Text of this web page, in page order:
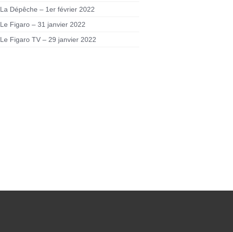
La Dépêche – 1er février 2022
Le Figaro – 31 janvier 2022
Le Figaro TV – 29 janvier 2022